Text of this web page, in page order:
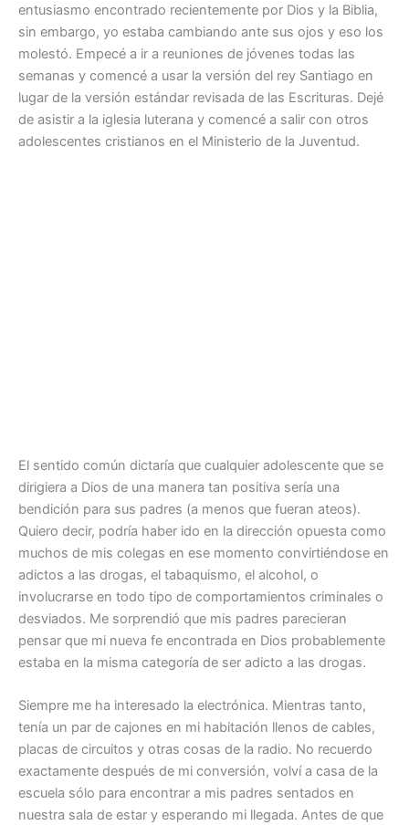
entusiasmo encontrado recientemente por Dios y la Biblia,
sin embargo, yo estaba cambiando ante sus ojos y eso los
molestó. Empecé a ir a reuniones de jóvenes todas las
semanas y comencé a usar la versión del rey Santiago en
lugar de la versión estándar revisada de las Escrituras. Dejé
de asistir a la iglesia luterana y comencé a salir con otros
adolescentes cristianos en el Ministerio de la Juventud.
El sentido común dictaría que cualquier adolescente que se
dirigiera a Dios de una manera tan positiva sería una
bendición para sus padres (a menos que fueran ateos).
Quiero decir, podría haber ido en la dirección opuesta como
muchos de mis colegas en ese momento convirtiéndose en
adictos a las drogas, el tabaquismo, el alcohol, o
involucrarse en todo tipo de comportamientos criminales o
desviados. Me sorprendió que mis padres parecieran
pensar que mi nueva fe encontrada en Dios probablemente
estaba en la misma categoría de ser adicto a las drogas.
Siempre me ha interesado la electrónica. Mientras tanto,
tenía un par de cajones en mi habitación llenos de cables,
placas de circuitos y otras cosas de la radio. No recuerdo
exactamente después de mi conversión, volví a casa de la
escuela sólo para encontrar a mis padres sentados en
nuestra sala de estar y esperando mi llegada. Antes de que